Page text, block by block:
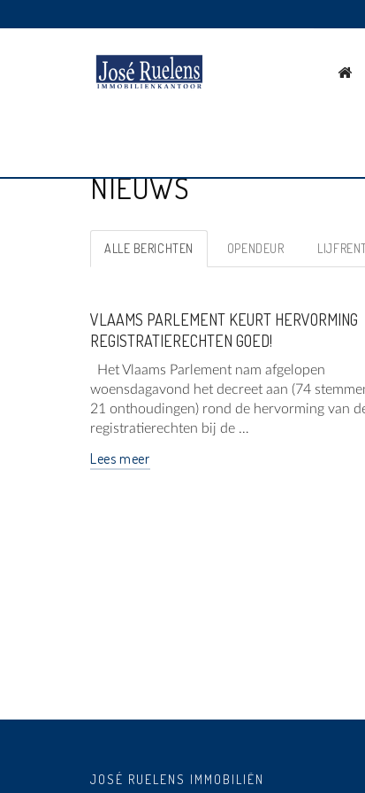
NIEUWS
ALLE BERICHTEN OPENDEUR
VLAAMS PARLEMENT KEURT HERVORMING
REGISTRATIERECHTEN GOED!
Het Vlaams Parlement nam afgelopen
woensdagavond het decreet aan (74
21 onthoudingen) rond de hervorming van
registratierechten bij de …
Lees meer
JOSÉ RUELENS IMMOBILIËN